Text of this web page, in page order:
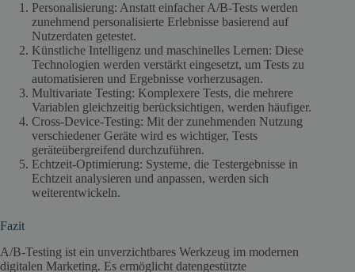
Personalisierung: Anstatt einfacher A/B-Tests werden
zunehmend personalisierte Erlebnisse basierend auf
Nutzerdaten getestet.
Künstliche Intelligenz und maschinelles Lernen: Diese
Technologien werden verstärkt eingesetzt, um Tests zu
automatisieren und Ergebnisse vorherzusagen.
Multivariate Testing: Komplexere Tests, die mehrere
Variablen gleichzeitig berücksichtigen, werden häufiger.
Cross-Device-Testing: Mit der zunehmenden Nutzung
verschiedener Geräte wird es wichtiger, Tests
geräteübergreifend durchzuführen.
Echtzeit-Optimierung: Systeme, die Testergebnisse in
Echtzeit analysieren und anpassen, werden sich
weiterentwickeln.
Fazit
A/B-Testing ist ein unverzichtbares Werkzeug im modernen
digitalen Marketing. Es ermöglicht datengestützte